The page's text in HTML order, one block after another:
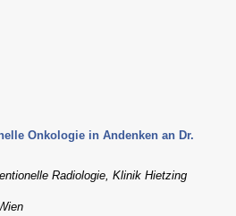
Onkologie in Andenken an Dr.
Radiologie, Klinik Hietzing